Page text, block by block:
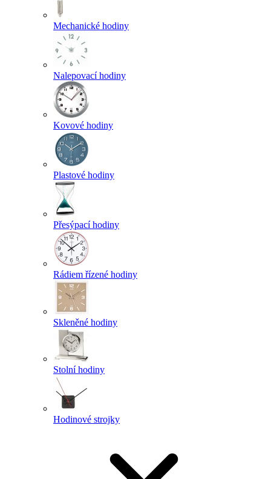
Mechanické hodiny
Nalepovací hodiny
Kovové hodiny
Plastové hodiny
Přesýpací hodiny
Rádiem řízené hodiny
Skleněné hodiny
Stolní hodiny
Hodinové strojky